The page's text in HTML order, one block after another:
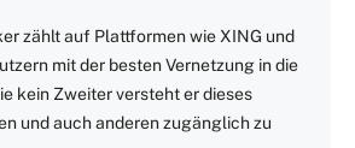
zählt auf Plattformen wie XING und
mit der besten Vernetzung in die
kein Zweiter versteht er dieses
und auch anderen zugänglich zu